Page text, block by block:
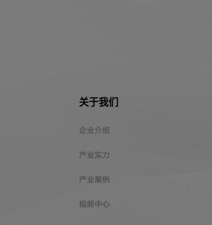
关于我们
企业介绍
产业实力
产业案例
视频中心